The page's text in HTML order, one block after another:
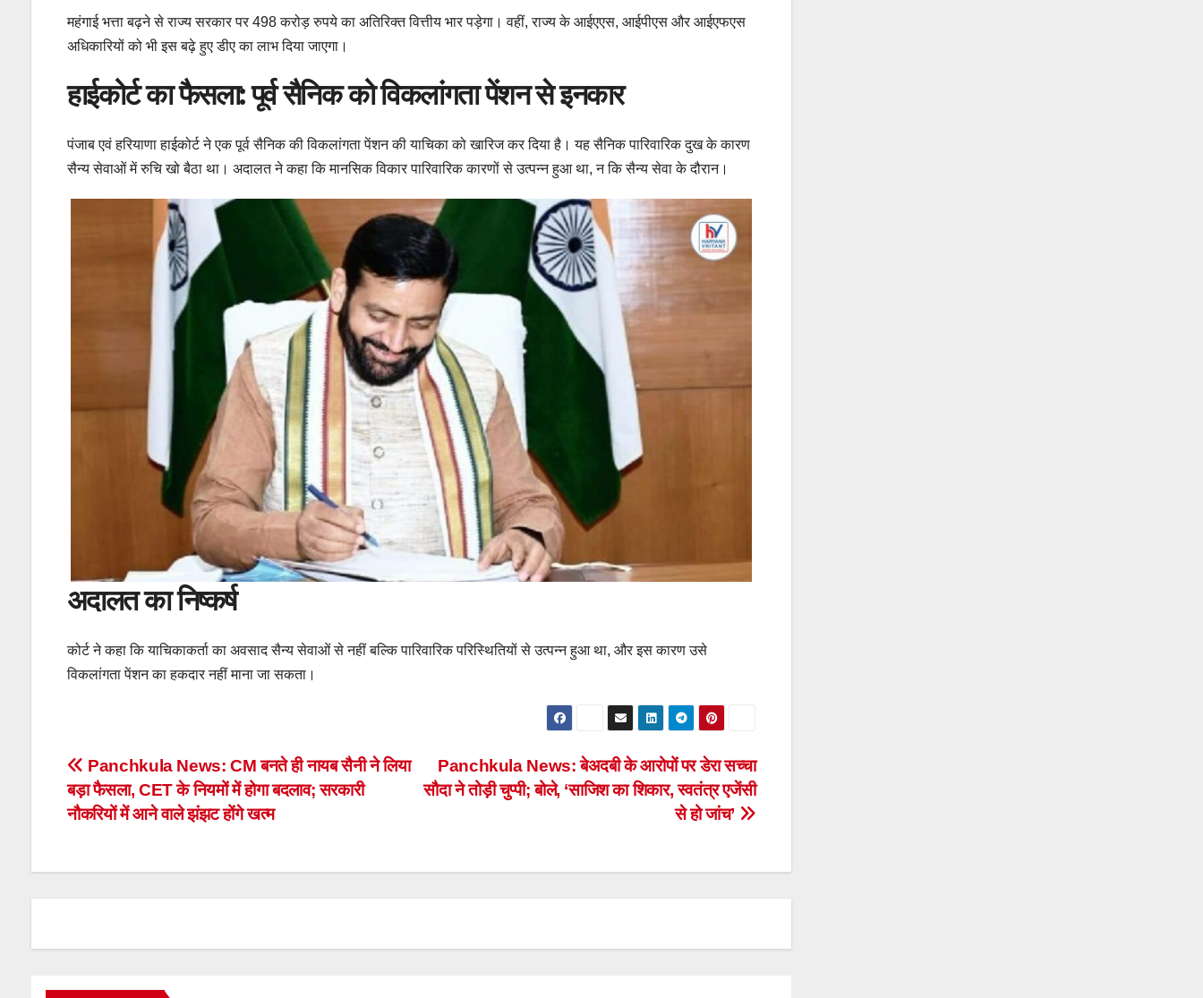
महंगाई भत्ता बढ़ने से राज्य सरकार पर 498 करोड़ रुपये का अतिरिक्त वित्तीय भार पड़ेगा। वहीं, राज्य के आईएएस, आईपीएस और आईएफएस
अधिकारियों को भी इस बढ़े हुए डीए का लाभ दिया जाएगा।
हाईकोर्ट का फैसला: पूर्व सैनिक को विकलांगता पेंशन से इनकार
पंजाब एवं हरियाणा हाईकोर्ट ने एक पूर्व सैनिक की विकलांगता पेंशन की याचिका को खारिज कर दिया है। यह सैनिक पारिवारिक दुख के कारण
सैन्य सेवाओं में रुचि खो बैठा था। अदालत ने कहा कि मानसिक विकार पारिवारिक कारणों से उत्पन्न हुआ था, न कि सैन्य सेवा के दौरान।
अदालत का निष्कर्ष
कोर्ट ने कहा कि याचिकाकर्ता का अवसाद सैन्य सेवाओं से नहीं बल्कि पारिवारिक परिस्थितियों से उत्पन्न हुआ था, और इस कारण उसे
विकलांगता पेंशन का हकदार नहीं माना जा सकता।
Post
navigation
Panchkula News: बेअदबी के आरोपों पर डेरा सच्चा
सौदा ने तोड़ी चुप्पी; बोले, ‘साजिश का शिकार, स्वतंत्र एजेंसी
से हो जांच’
Panchkula News: CM बनते ही नायब सैनी ने लिया
बड़ा फैसला, CET के नियमों में होगा बदलाव; सरकारी
नौकरियों में आने वाले झंझट होंगे खत्म